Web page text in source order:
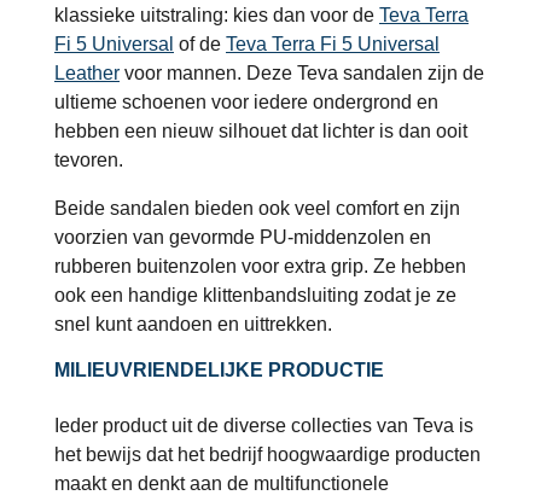
klassieke uitstraling: kies dan voor de Teva Terra
Fi 5 Universal of de Teva Terra Fi 5 Universal
Leather voor mannen. Deze Teva sandalen zijn de
ultieme schoenen voor iedere ondergrond en
hebben een nieuw silhouet dat lichter is dan ooit
tevoren.
Beide sandalen bieden ook veel comfort en zijn
voorzien van gevormde PU-middenzolen en
rubberen buitenzolen voor extra grip. Ze hebben
ook een handige klittenbandsluiting zodat je ze
snel kunt aandoen en uittrekken.
MILIEUVRIENDELIJKE PRODUCTIE
Ieder product uit de diverse collecties van Teva is
het bewijs dat het bedrijf hoogwaardige producten
maakt en denkt aan de multifunctionele